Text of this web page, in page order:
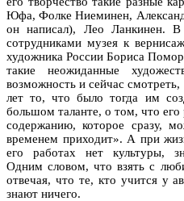
Юфа, Фолке Ниеминен,
он написал), Лео Ланкинен. В
сотрудниками музея к
художника России Бориса
такие неожиданные
возможность и сейчас
лет то, что было тогда им
большом таланте, о том, что
содержанию, которое сразу,
временем приходит». А при
его работах нет культуры,
Одним словом, что взять с
отвечая, что те, кто учится у
знают ничего.